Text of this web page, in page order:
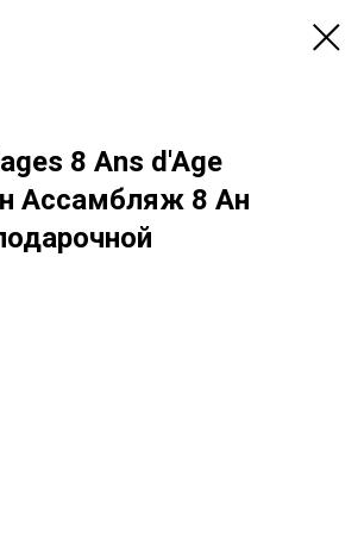
8 Ans d'Age
Ассамбляж 8 Ан